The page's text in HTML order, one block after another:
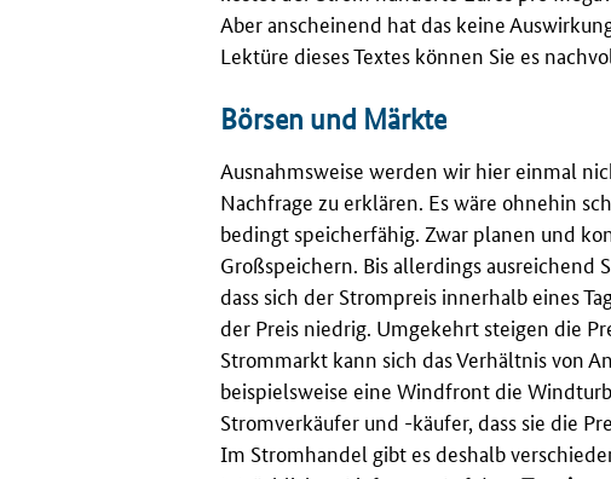
Aber anscheinend hat das keine
Lektüre dieses Textes können Sie es
Börsen und Märkte
Ausnahmsweise werden wir hier einmal
Nachfrage zu erklären. Es wäre ohnehin
bedingt speicherfähig. Zwar planen und
Großspeichern. Bis allerdings ausreichend
dass sich der Strompreis innerhalb eines
der Preis niedrig. Umgekehrt steigen die
Strommarkt kann sich das Verhältnis von
beispielsweise eine Windfront die
Stromverkäufer und -käufer, dass sie die
Im Stromhandel gibt es deshalb